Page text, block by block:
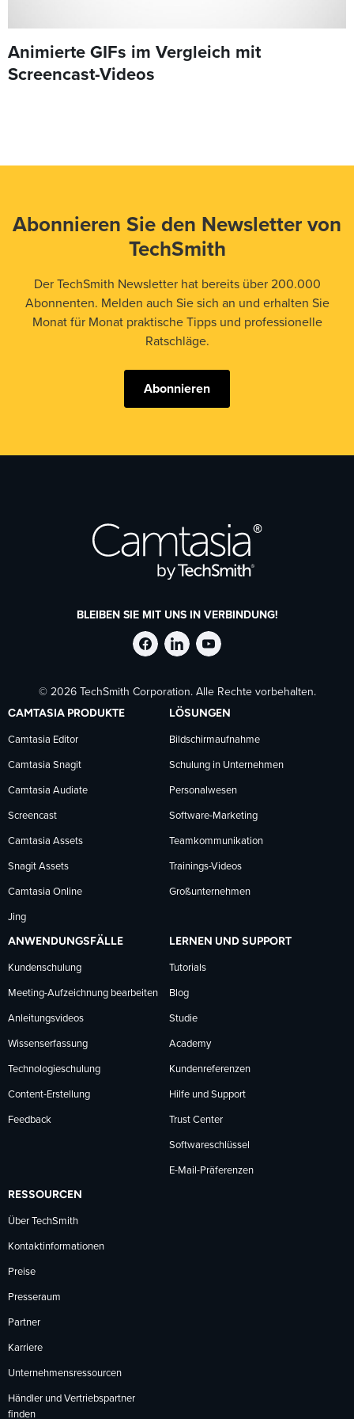
Animierte GIFs im Vergleich mit
Screencast-Videos
Abonnieren Sie den Newsletter von
TechSmith
Der TechSmith Newsletter hat bereits über 200.000
Abonnenten. Melden auch Sie sich an und erhalten Sie
Monat für Monat praktische Tipps und professionelle
Ratschläge.
Abonnieren
BLEIBEN SIE MIT UNS IN VERBINDUNG!
TechSmith
auf
Facebook
folgen
TechSmith
auf
LinkedIn
folgen
TechSmith
auf
YouTube
folgen
© 2026 TechSmith Corporation. Alle Rechte vorbehalten.
CAMTASIA PRODUKTE
Camtasia Editor
Camtasia Snagit
Camtasia Audiate
Screencast
Camtasia Assets
Snagit Assets
Camtasia Online
Jing
LÖSUNGEN
Bildschirmaufnahme
Schulung in Unternehmen
Personalwesen
Software-Marketing
Teamkommunikation
Trainings-Videos
Großunternehmen
ANWENDUNGSFÄLLE
Kundenschulung
Meeting-Aufzeichnung bearbeiten
Anleitungsvideos
Wissenserfassung
Technologieschulung
Content-Erstellung
Feedback
LERNEN UND SUPPORT
Tutorials
Blog
Studie
Academy
Kundenreferenzen
Hilfe und Support
Trust Center
Softwareschlüssel
E-Mail-Präferenzen
RESSOURCEN
Über TechSmith
Kontaktinformationen
Preise
Presseraum
Partner
Karriere
Unternehmensressourcen
Händler und Vertriebspartner
finden